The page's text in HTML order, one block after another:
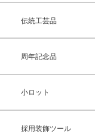
伝統工芸品
周年記念品
小ロット
採用装飾ツール